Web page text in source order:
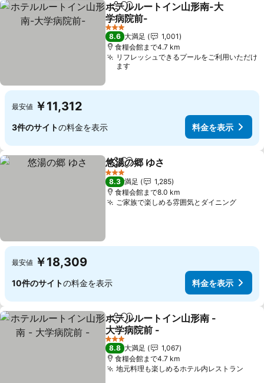
シェアお気に入りに追加
ホテルルートイン山形南-大
学病院前-
3 ホテルのランク
8.6 大満足
1,001
食糧会館まで4.7 km
リフレッシュできるプールをご利用いただけ
ます
最安値 ￥11,312
3件のサイトの料金を表示 料金を表示
シェアお気に入りに追加
悠湯の郷 ゆさ
3 ホテルのランク
8.3 満足
1,285
食糧会館まで8.0 km
ご家族で楽しめる雰囲気とダイニング
最安値 ￥18,309
10件のサイトの料金を表示 料金を表示
シェアお気に入りに追加
ホテルルートイン山形南 -
大学病院前 -
3 ホテルのランク
8.8 大満足
1,067
食糧会館まで4.7 km
地元料理も楽しめるホテル内レストラン